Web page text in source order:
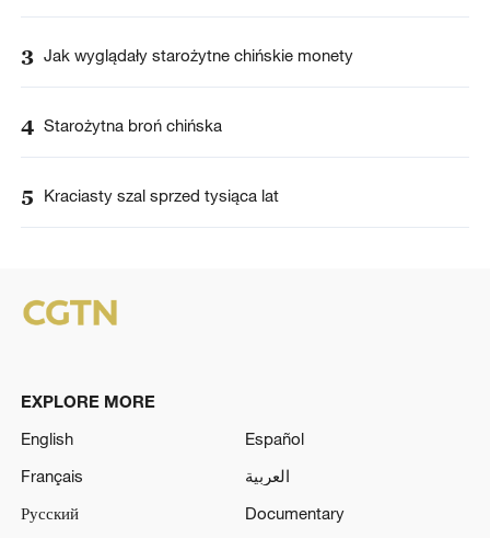
3 Jak wyglądały starożytne chińskie monety
4 Starożytna broń chińska
5 Kraciasty szal sprzed tysiąca lat
EXPLORE MORE
English
Español
Français
العربية
Русский
Documentary